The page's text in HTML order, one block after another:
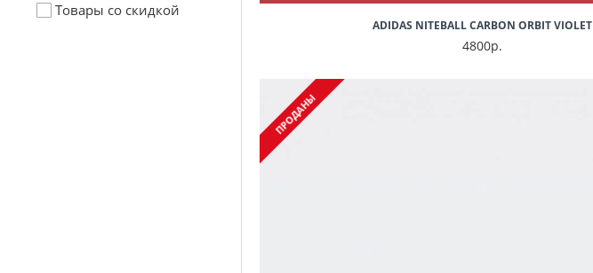
Товары со скидкой
ADIDAS NITEBALL CARBON ORBIT VIOLET
4800р.
ПРОДАНЫ